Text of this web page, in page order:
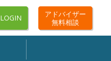
LOGIN
アドバイザー
無料相談